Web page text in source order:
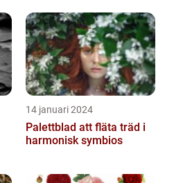
14 januari 2024
Palettblad att fläta träd i
harmonisk symbios